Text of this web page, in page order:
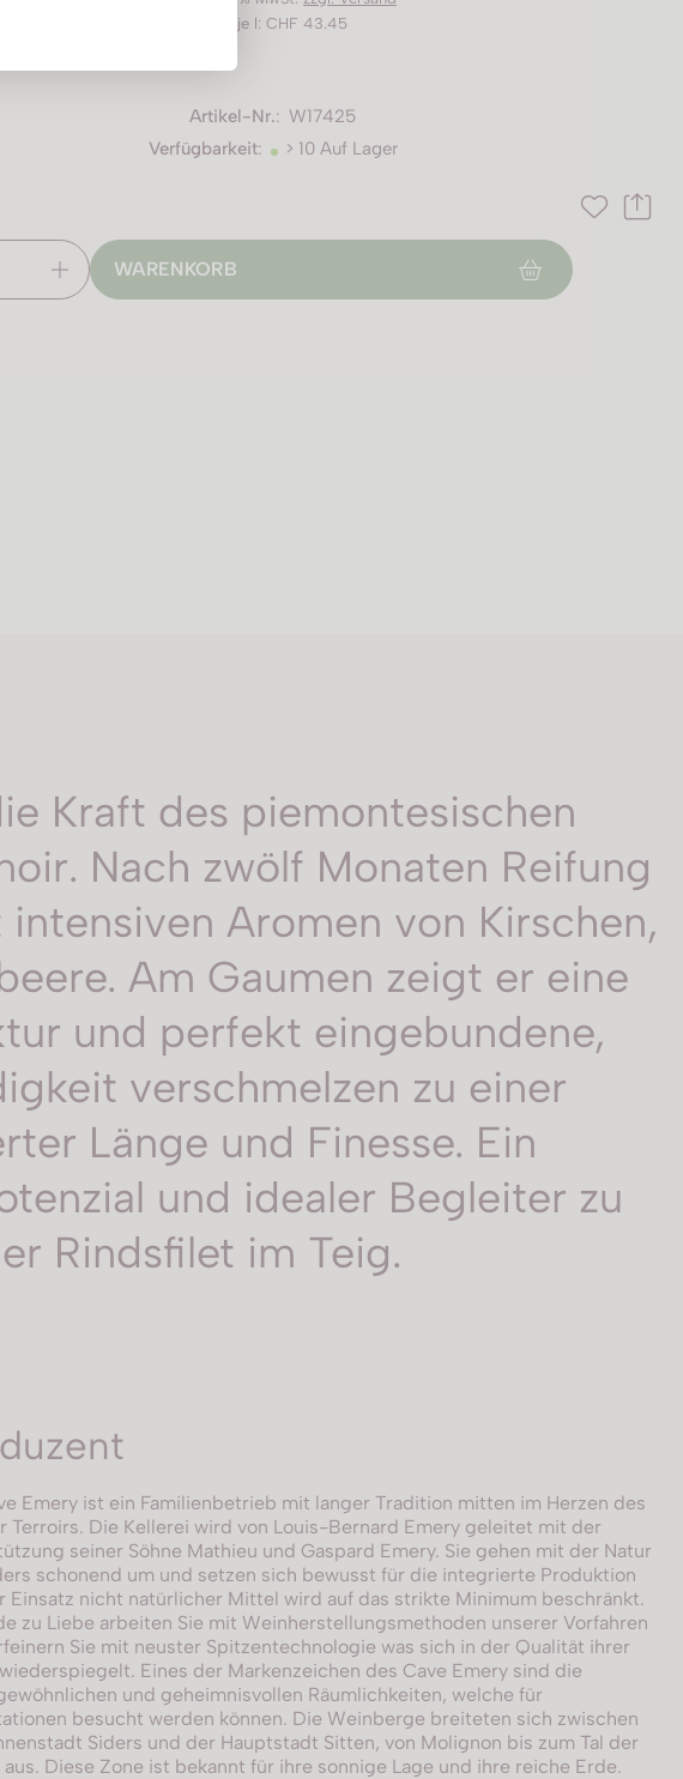
Preis je l: CHF 43.45
Artikel-Nr.: W17425
Verfügbarkeit: > 10 Auf Lager
WARENKORB
Kraft des piemontesischen
Nach zwölf Monaten Reifung
Aromen von Kirschen,
Am Gaumen zeigt er eine
und perfekt eingebundene,
verschmelzen zu einer
Länge und Finesse. Ein
und idealer Begleiter zu
Rindsfilet im Teig.
Emery ist ein Familienbetrieb mit langer Tradition mitten im Herzen des
Terroirs. Die Kellerei wird von Louis-Bernard Emery geleitet mit der
seiner Söhne Mathieu und Gaspard Emery. Sie gehen mit der Natur
schonend um und setzen sich bewusst für die integrierte Produktion
Einsatz nicht natürlicher Mittel wird auf das strikte Minimum beschränkt.
zu Liebe arbeiten Sie mit Weinherstellungsmethoden unserer Vorfahren
Sie mit neuster Spitzentechnologie was sich in der Qualität ihrer
Eines der Markenzeichen des Cave Emery sind die
und geheimnisvollen Räumlichkeiten, welche für
besucht werden können. Die Weinberge breiteten sich zwischen
Siders und der Hauptstadt Sitten, von Molignon bis zum Tal der
aus. Diese Zone ist bekannt für ihre sonnige Lage und ihre reiche Erde.